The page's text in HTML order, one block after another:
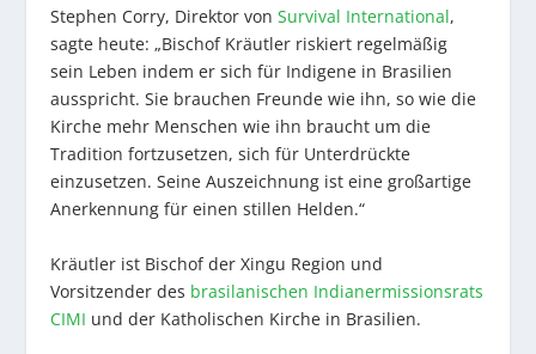
Stephen Corry, Direktor vonSurvival International,
sagte heute: „Bischof Kräutler riskiert regelmäßig
sein Leben indem er sich für Indigene in Brasilien
ausspricht. Sie brauchen Freunde wie ihn, so wie die
Kirche mehr Menschen wie ihn braucht um die
Tradition fortzusetzen, sich für Unterdrückte
einzusetzen. Seine Auszeichnung ist eine großartige
Anerkennung für einen stillen Helden.“
Kräutler ist Bischof der Xingu Region und
Vorsitzender des brasilanischen Indianermissionsrats
CIMI und der Katholischen Kirche in Brasilien.